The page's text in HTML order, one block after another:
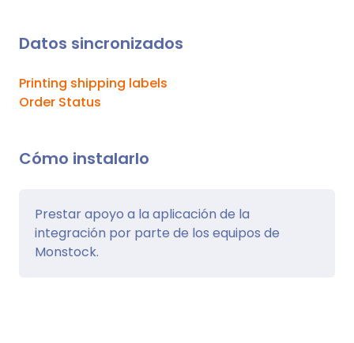
Datos sincronizados
Printing shipping labels
Order Status
Cómo instalarlo
Prestar apoyo a la aplicación de la
integración por parte de los equipos de
Monstock.